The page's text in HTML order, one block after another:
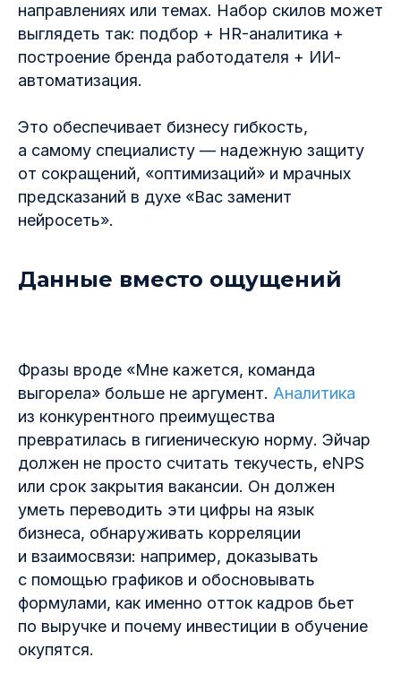
направлениях или темах. Набор скилов может
выглядеть так: подбор + HR-аналитика +
построение бренда работодателя + ИИ-
автоматизация.
Это обеспечивает бизнесу гибкость,
а самому специалисту — надежную защиту
от сокращений, «оптимизаций» и мрачных
предсказаний в духе «Вас заменит
нейросеть».
Данные вместо ощущений
Фразы вроде «Мне кажется, команда
выгорела» больше не аргумент. Аналитика
из конкурентного преимущества
превратилась в гигиеническую норму. Эйчар
должен не просто считать текучесть, eNPS
или срок закрытия вакансии. Он должен
уметь переводить эти цифры на язык
бизнеса, обнаруживать корреляции
и взаимосвязи: например, доказывать
с помощью графиков и обосновывать
формулами, как именно отток кадров бьет
по выручке и почему инвестиции в обучение
окупятся.